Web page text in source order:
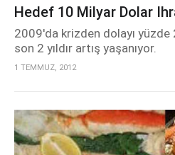
Hedef 10 Milyar Dolar
2009'da krizden dolayı
son 2 yıldır artış yaşanıyor.
1 TEMMUZ, 2012